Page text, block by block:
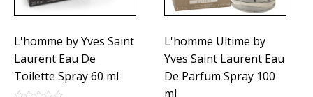
L'homme by Yves Saint
Laurent Eau De
Toilette Spray 60 ml
L'homme Ultime by
Yves Saint Laurent Eau
De Parfum Spray 100
ml